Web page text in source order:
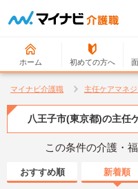
ホーム 初めての方へ
マイナビ介護職 主任ケアマネ
八王子市(東京都)の主任
この条件の介護・
おすすめ順 新着順